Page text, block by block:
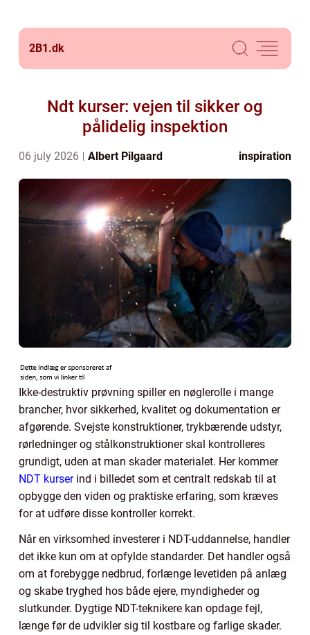
2B1.dk
Ndt kurser: vejen til sikker og
pålidelig inspektion
06 july 2026 Albert Pilgaard inspiration
Ikke-destruktiv prøvning spiller en nøglerolle i mange
brancher, hvor sikkerhed, kvalitet og dokumentation er
afgørende. Svejste konstruktioner, trykbærende udstyr,
rørledninger og stålkonstruktioner skal kontrolleres
grundigt, uden at man skader materialet. Her kommer
NDT kurserind i billedet som et centralt redskab til at
opbygge den viden og praktiske erfaring, som kræves
for at udføre disse kontroller korrekt.
Når en virksomhed investerer i NDT-uddannelse, handler
det ikke kun om at opfylde standarder. Det handler også
om at forebygge nedbrud, forlænge levetiden på anlæg
og skabe tryghed hos både ejere, myndigheder og
slutkunder. Dygtige NDT-teknikere kan opdage fejl,
længe før de udvikler sig til kostbare og farlige skader.